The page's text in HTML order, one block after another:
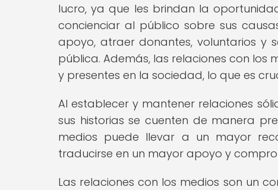
lucro, ya que les brindan la
concienciar al público sobre sus
apoyo, atraer donantes, voluntarios y
pública. Además, las relaciones con los
y presentes en la sociedad, lo que es
Al establecer y mantener relaciones
sus historias se cuenten de manera
medios puede llevar a un mayor
traducirse en un mayor apoyo y
Las relaciones con los medios son un